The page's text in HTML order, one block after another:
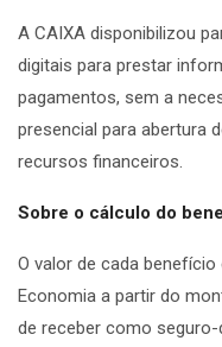
A CAIXA disponibilizou
digitais para prestar
pagamentos, sem a
presencial para abertura
recursos financeiros.
Sobre o cálculo do
O valor de cada
Economia a partir do
de receber como